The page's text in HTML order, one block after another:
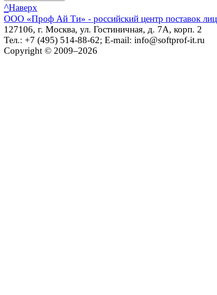
^Наверх
ООО «Проф Ай Ти» - российский центр поставок
127106, г. Москва, ул. Гостиничная, д. 7А, корп. 2
Тел.: +7 (495) 514-88-62; E-mail: info@softprof-it.ru
Copyright © 2009–2026